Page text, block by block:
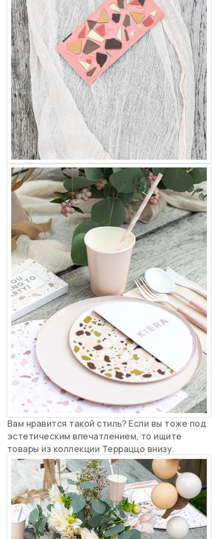
Вам нравится такой стиль? Если вы тоже под
эстетическим впечатлением, то ищите
товары из коллекции Терраццо внизу.